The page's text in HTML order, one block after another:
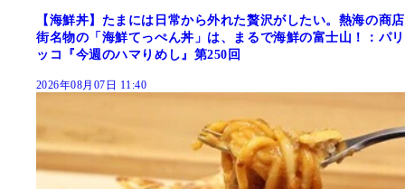
【海鮮丼】たまには日常から外れた贅沢がしたい。熱海の商店
街名物の「海鮮てっぺん丼」は、まるで海鮮の富士山！：パリ
ッコ『今週のハマりめし』第250回
2026年08月07日 11:40